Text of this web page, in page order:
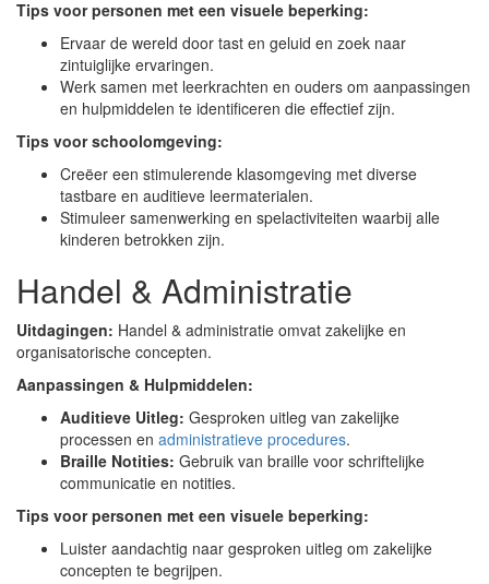
Tips voor personen met een visuele beperking:
Ervaar de wereld door tast en geluid en zoek naar
zintuiglijke ervaringen.
Werk samen met leerkrachten en ouders om aanpassingen
en hulpmiddelen te identificeren die effectief zijn.
Tips voor schoolomgeving:
Creëer een stimulerende klasomgeving met diverse
tastbare en auditieve leermaterialen.
Stimuleer samenwerking en spelactiviteiten waarbij alle
kinderen betrokken zijn.
Handel & Administratie
Uitdagingen: Handel & administratie omvat zakelijke en
organisatorische concepten.
Aanpassingen & Hulpmiddelen:
Auditieve Uitleg: Gesproken uitleg van zakelijke
processen en administratieve procedures.
Braille Notities: Gebruik van braille voor schriftelijke
communicatie en notities.
Tips voor personen met een visuele beperking:
Luister aandachtig naar gesproken uitleg om zakelijke
concepten te begrijpen.